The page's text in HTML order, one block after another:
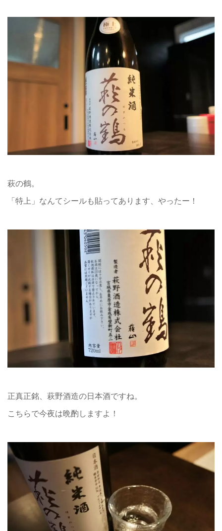
萩の鶴。
「特上」なんてシールも貼ってあります、やったー！
正真正銘、萩野酒造の日本酒ですね。
こちらで今夜は晩酌しますよ！